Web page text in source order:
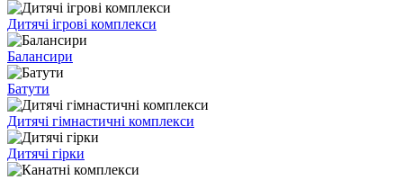
Дитячі ігрові комплекси
Балансири
Батути
Дитячі гімнастичні комплекси
Дитячі гірки